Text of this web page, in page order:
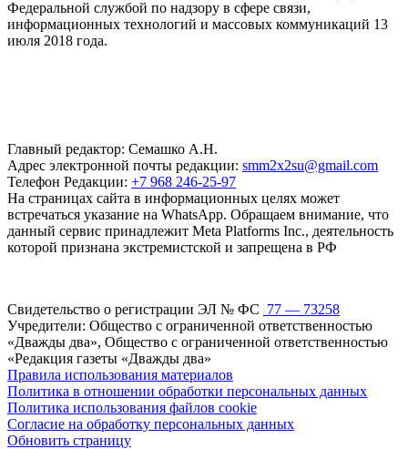
Федеральной службой по надзору в сфере связи,
информационных технологий и массовых коммуникаций 13
июля 2018 года.
Главный редактор: Семашко А.Н.
Адрес электронной почты редакции: smm2x2su@gmail.com
Телефон Редакции: +7 968 246-25-97
На страницах сайта в информационных целях может
встречаться указание на WhatsApp. Обращаем внимание, что
данный сервис принадлежит Meta Platforms Inc., деятельность
которой признана экстремистской и запрещена в РФ
Свидетельство о регистрации ЭЛ № ФС 77 — 73258
Учредители: Общество с ограниченной ответственностью
«Дважды два», Общество с ограниченной ответственностью
«Редакция газеты «Дважды два»
Правила использования материалов
Политика в отношении обработки персональных данных
Политика использования файлов cookie
Согласие на обработку персональных данных
Обновить страницу